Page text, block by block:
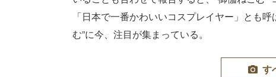
「日本で一番かわいいコスプレイヤー」とも
む”に今、注目が集まっている。
す